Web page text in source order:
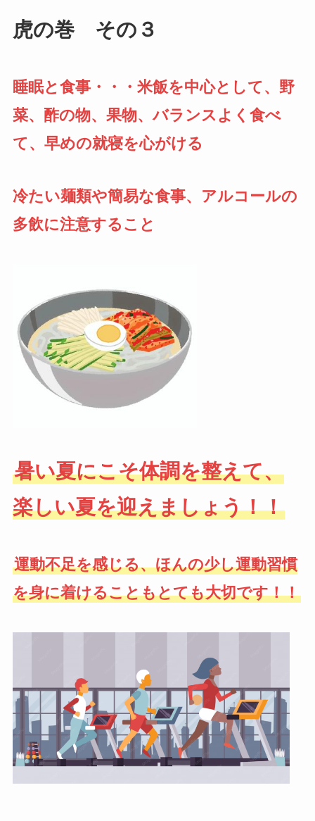
虎の巻 その３
睡眠と食事・・・米飯を中心として、野
菜、酢の物、果物、バランスよく食べ
て、早めの就寝を心がける
冷たい麺類や簡易な食事、アルコールの
多飲に注意すること
暑い夏にこそ体調を整えて、
楽しい夏を迎えましょう！！
運動不足を感じる、ほんの少し運動習慣
を身に着けることもとても大切です！！